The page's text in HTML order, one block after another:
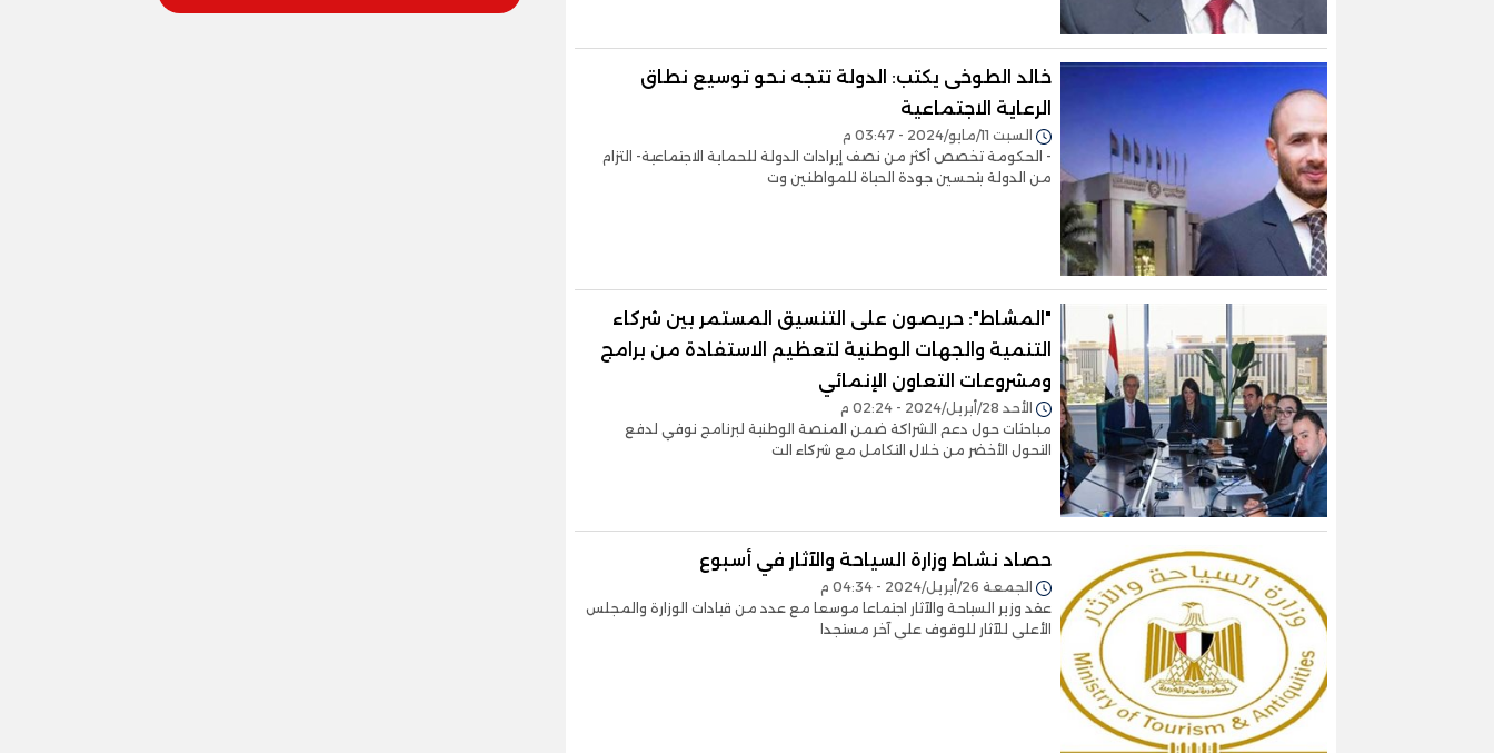
خالد الطوخى يكتب: الدولة تتجه نحو توسيع نطاق
الرعاية الاجتماعية
السبت 11/مايو/2024 - 03:47 م
- الحكومة تخصص أكثر من نصف إيرادات الدولة للحماية الاجتماعية- التزام
من الدولة بتحسين جودة الحياة للمواطنين وت
"المشاط": حريصون على التنسيق المستمر بين شركاء
التنمية والجهات الوطنية لتعظيم الاستفادة من برامج
ومشروعات التعاون الإنمائي
الأحد 28/أبريل/2024 - 02:24 م
مباحثات حول دعم الشراكة ضمن المنصة الوطنية لبرنامج نوفي لدفع
التحول الأخضر من خلال التكامل مع شركاء الت
حصاد نشاط وزارة السياحة والآثار في أسبوع
الجمعة 26/أبريل/2024 - 04:34 م
عقد وزير السياحة والآثار اجتماعا موسعا مع عدد من قيادات الوزارة والمجلس
الأعلى للآثار للوقوف على آخر مستجدا